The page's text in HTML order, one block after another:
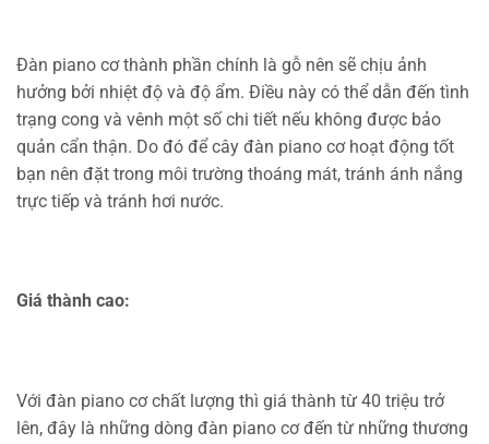
Đàn piano cơ thành phần chính là gỗ nên sẽ chịu ảnh
hưởng bởi nhiệt độ và độ ẩm. Điều này có thể dẫn đến tình
trạng cong và vênh một số chi tiết nếu không được bảo
quản cẩn thận. Do đó để cây đàn piano cơ hoạt động tốt
bạn nên đặt trong môi trường thoáng mát, tránh ánh nắng
trực tiếp và tránh hơi nước.
Giá thành cao:
Với đàn piano cơ chất lượng thì giá thành từ 40 triệu trở
lên, đây là những dòng đàn piano cơ đến từ những thương